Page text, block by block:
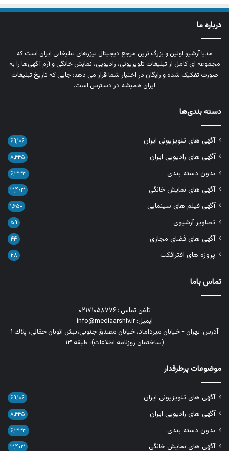
درباره ما
مدیا آرشیو اولین و بزرگ‌ ترین مرجع دیجیتال تیزرهای تبلیغاتی ایران است که
مجموعه‌ ای کامل از تبلیغات تلویزیونی، رادیویی، نمایش خانگی و آرم‌ آگهی‌ها را به‌
صورت تفکیک‌ شده و رایگان در اختیار شما قرار می‌ دهد؛ جایی که تاریخ تبلیغات
ایران همیشه در دسترس است.
دسته بندی‌ها
آگهی های تلویزیونی ایران ۶۹,۱۰۶
آگهی های رادیویی ایران ۸,۴۴۵
بدون دسته بندی ۶,۳۳۳
آگهی های نمایش خانگی ۳,۴۰۳
آگهی فیلم های سینمایی ۱,۶۵۰
تصاویر آرشیوی ۵۹
آگهی های فضای مجازی ۴۴
پروژه های افترافکت ۲۸
تماس باما
تلفن تماس : ۰۲۱۷۱۰۵۸۷۷۶
ایمیل: info@mediaarshiv.ir
آدرس: تهران - خیابان میرداماد، خیابان مصدق جنوبی،نبش اتوبان حقانی، پلاك ١
(ساختمان روزنامه اطلاعات)، طبقه ۱۳
موضوعات پرطرفدار
آگهی های تلویزیونی ایران ۶۹,۱۰۶
آگهی های رادیویی ایران ۸,۴۴۵
بدون دسته بندی ۶,۳۳۳
آگهی های نمایش خانگی ۳,۴۰۳